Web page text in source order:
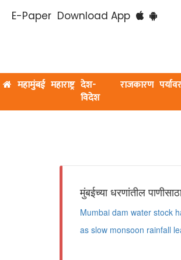
E-Paper Download App
महामुंबई महाराष्ट्र देश-
विदेश
राजकारण
मुंबईच्या धरणांतील
Mumbai dam water stock
as slow monsoon rainfall